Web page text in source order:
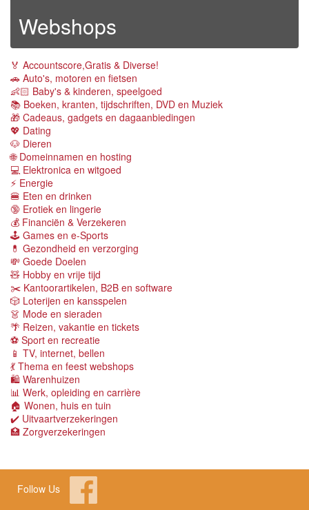
Webshops
🏅 Accountscore,Gratis & Diverse!
🚗 Auto's, motoren en fietsen
👶🏻 Baby's & kinderen, speelgoed
📚 Boeken, kranten, tijdschriften, DVD en Muziek
🎁 Cadeaus, gadgets en dagaanbiedingen
💖 Dating
🐶 Dieren
🌐 Domeinnamen en hosting
💻 Elektronica en witgoed
⚡️ Energie
🍔 Eten en drinken
🔞 Erotiek en lingerie
💰 Financiën & Verzekeren
🕹 Games en e-Sports
💊 Gezondheid en verzorging
💸 Goede Doelen
🧸 Hobby en vrije tijd
✂️ Kantoorartikelen, B2B en software
🎲 Loterijen en kansspelen
👗 Mode en sieraden
🌴 Reizen, vakantie en tickets
⚽️ Sport en recreatie
📱 TV, internet, bellen
💃 Thema en feest webshops
🛍 Warenhuizen
📊 Werk, opleiding en carrière
🏠 Wonen, huis en tuin
✔️ Uitvaartverzekeringen
🏥 Zorgverzekeringen
Follow Us